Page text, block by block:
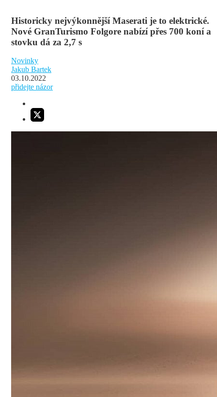
Historicky nejvýkonnější Maserati je to elektrické.
Nové GranTurismo Folgore nabízí přes 700 koní a
stovku dá za 2,7 s
Novinky
Jakub Bartek
03.10.2022
přidejte názor